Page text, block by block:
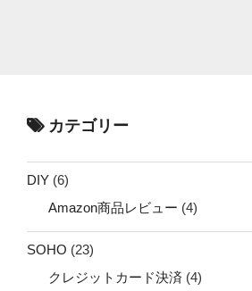
カテゴリー
DIY (6)
Amazon商品レビュー (4)
SOHO (23)
クレジットカード決済 (4)